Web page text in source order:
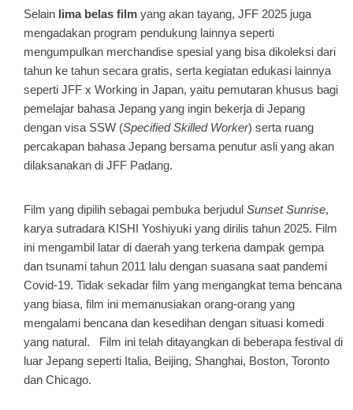
Selain lima belas film yang akan tayang, JFF 2025 juga
mengadakan program pendukung lainnya seperti
mengumpulkan merchandise spesial yang bisa dikoleksi dari
tahun ke tahun secara gratis, serta kegiatan edukasi lainnya
seperti JFF x Working in Japan, yaitu pemutaran khusus bagi
pemelajar bahasa Jepang yang ingin bekerja di Jepang
dengan visa SSW (Specified Skilled Worker) serta ruang
percakapan bahasa Jepang bersama penutur asli yang akan
dilaksanakan di JFF Padang.
Film yang dipilih sebagai pembuka berjudul Sunset Sunrise,
karya sutradara KISHI Yoshiyuki yang dirilis tahun 2025. Film
ini mengambil latar di daerah yang terkena dampak gempa
dan tsunami tahun 2011 lalu dengan suasana saat pandemi
Covid-19. Tidak sekadar film yang mengangkat tema bencana
yang biasa, film ini memanusiakan orang-orang yang
mengalami bencana dan kesedihan dengan situasi komedi
yang natural. Film ini telah ditayangkan di beberapa festival di
luar Jepang seperti Italia, Beijing, Shanghai, Boston, Toronto
dan Chicago.